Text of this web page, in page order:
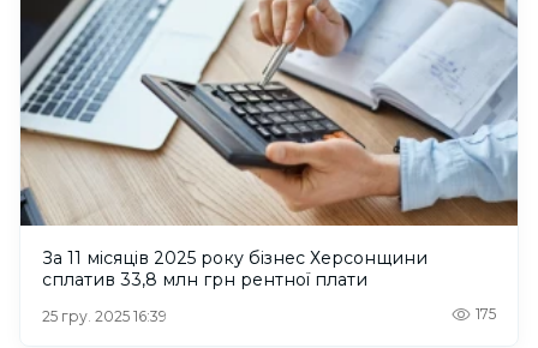
За 11 місяців 2025 року бізнес Херсонщини
сплатив 33,8 млн грн рентної плати
25 гру. 2025 16:39 175